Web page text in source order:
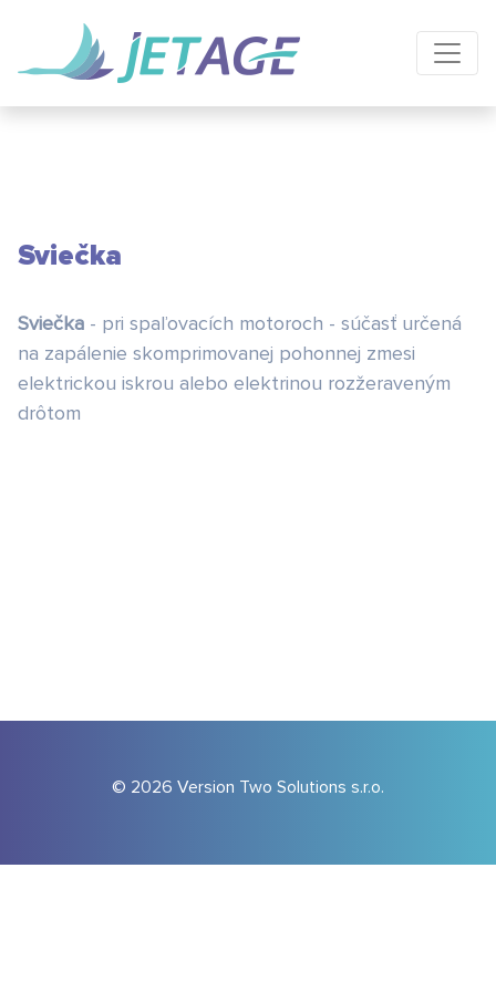
Sviečka
Sviečka - pri spaľovacích motoroch - súčasť určená
na zapálenie skomprimovanej pohonnej zmesi
elektrickou iskrou alebo elektrinou rozžeraveným
drôtom
© 2026 Version Two Solutions s.r.o.